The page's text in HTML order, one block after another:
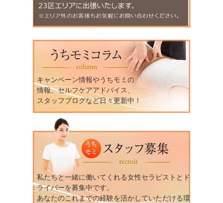
キャンペーン情報やうちモミの
情報、セルフケアアドバイス、
スタッフブログなど日々更新中！
私たちと一緒に働いてくれる女性セラピストとド
ライバーを募集中です。
あなたのこれまでの経験を活かしていただける環